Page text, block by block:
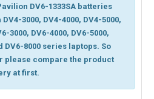
DV6-1333SA batteries
3000, DV4-4000, DV4-5000,
3000, DV6-4000, DV6-5000,
DV6-8000 series laptops. So
please compare the product
at first.